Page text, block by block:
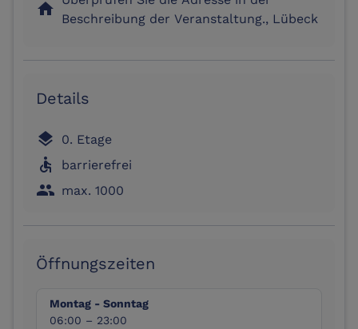
home Beschreibung der Veranstaltung., Lübeck
Details
layers 0. Etage
accessible barrierefrei
people max. 1000
Öffnungszeiten
Montag - Sonntag
06:00 – 23:00